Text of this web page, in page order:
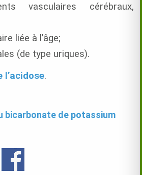
vasculaires cérébraux,
liée à l’âge;
(de type uriques).
l’acidose.
bicarbonate de potassium